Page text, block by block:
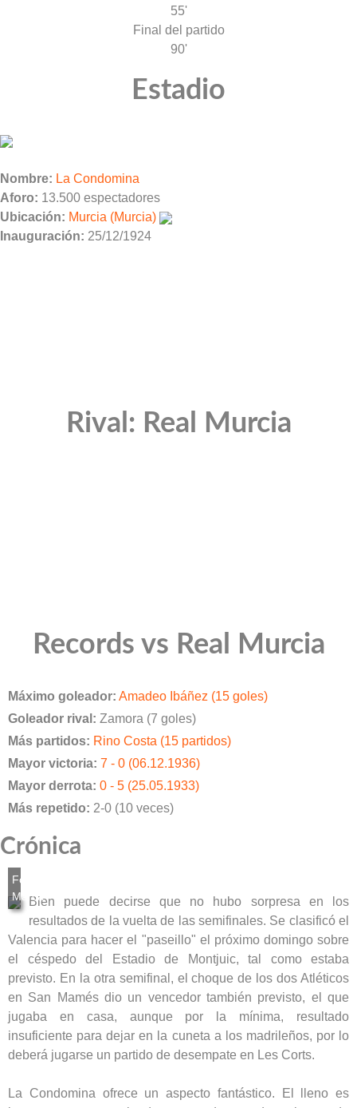
55'
Final del partido
90'
Estadio
Nombre: La Condomina
Aforo: 13.500 espectadores
Ubicación: Murcia (Murcia)
Inauguración: 25/12/1924
Rival: Real Murcia
Records vs Real Murcia
Máximo goleador: Amadeo Ibáñez (15 goles)
Goleador rival: Zamora (7 goles)
Más partidos: Rino Costa (15 partidos)
Mayor victoria: 7 - 0 (06.12.1936)
Mayor derrota: 0 - 5 (25.05.1933)
Más repetido: 2-0 (10 veces)
Crónica
Bien puede decirse que no hubo sorpresa en los
resultados de la vuelta de las semifinales. Se clasificó el
Valencia para hacer el "paseillo" el próximo domingo sobre
el céspedo del Estadio de Montjuic, tal como estaba
previsto. En la otra semifinal, el choque de los dos Atléticos
en San Mamés dio un vencedor también previsto, el que
jugaba en casa, aunque por la mínima, resultado
insuficiente para dejar en la cuneta a los madrileños, por lo
deberá jugarse un partido de desempate en Les Corts.
La Condomina ofrece un aspecto fantástico. El lleno es